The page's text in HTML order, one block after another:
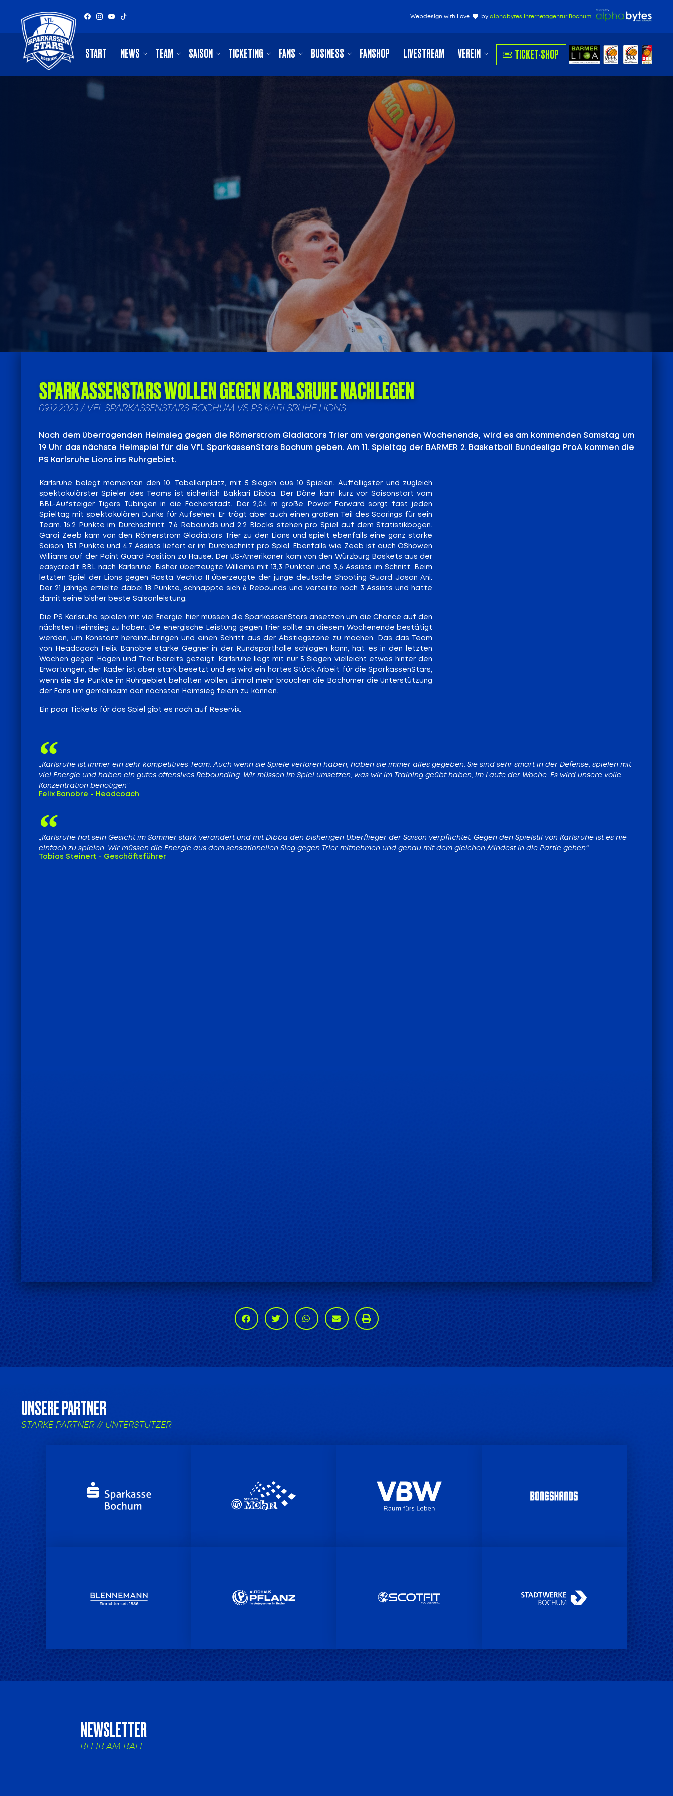
Webdesign with Love by alphabytes Internetagentur Bochum
START NEWS TEAM SAISON TICKETING FANS BUSINESS FANSHOP LIVESTREAM VEREIN TICKET-SHOP
SPARKASSENSTARS WOLLEN GEGEN KARLSRUHE NACHLEGEN
09.12.2023 / VFL SPARKASSENSTARS BOCHUM VS PS KARLSRUHE LIONS
Nach dem überragenden Heimsieg gegen die Römerstrom Gladiators Trier am vergangenen Wochenende, wird es am kommenden Samstag um
19 Uhr das nächste Heimspiel für die VfL SparkassenStars Bochum geben. Am 11. Spieltag der BARMER 2. Basketball Bundesliga ProA kommen die
PS Karlsruhe Lions ins Ruhrgebiet.
Karlsruhe belegt momentan den 10. Tabellenplatz, mit 5 Siegen aus 10 Spielen. Auffälligster und zugleich
spektakulärster Spieler des Teams ist sicherlich Bakkari Dibba. Der Däne kam kurz vor Saisonstart vom
BBL-Aufsteiger Tigers Tübingen in die Fächerstadt. Der 2,04 m große Power Forward sorgt fast jeden
Spieltag mit spektakulären Dunks für Aufsehen. Er trägt aber auch einen großen Teil des Scorings für sein
Team. 16,2 Punkte im Durchschnitt, 7,6 Rebounds und 2,2 Blocks stehen pro Spiel auf dem Statistikbogen.
Garai Zeeb kam von den Römerstrom Gladiators Trier zu den Lions und spielt ebenfalls eine ganz starke
Saison. 15,1 Punkte und 4,7 Assists liefert er im Durchschnitt pro Spiel. Ebenfalls wie Zeeb ist auch O´Showen
Williams auf der Point Guard Position zu Hause. Der US-Amerikaner kam von den Würzburg Baskets aus der
easycredit BBL nach Karlsruhe. Bisher überzeugte Williams mit 13,3 Punkten und 3,6 Assists im Schnitt. Beim
letzten Spiel der Lions gegen Rasta Vechta II überzeugte der junge deutsche Shooting Guard Jason Ani.
Der 21 jährige erzielte dabei 18 Punkte, schnappte sich 6 Rebounds und verteilte noch 3 Assists und hatte
damit seine bisher beste Saisonleistung.
Die PS Karlsruhe spielen mit viel Energie, hier müssen die SparkassenStars ansetzen um die Chance auf den
nächsten Heimsieg zu haben. Die energische Leistung gegen Trier sollte an diesem Wochenende bestätigt
werden, um Konstanz hereinzubringen und einen Schritt aus der Abstiegszone zu machen. Das das Team
von Headcoach Felix Banobre starke Gegner in der Rundsporthalle schlagen kann, hat es in den letzten
Wochen gegen Hagen und Trier bereits gezeigt. Karlsruhe liegt mit nur 5 Siegen vielleicht etwas hinter den
Erwartungen, der Kader ist aber stark besetzt und es wird ein hartes Stück Arbeit für die SparkassenStars,
wenn sie die Punkte im Ruhrgebiet behalten wollen. Einmal mehr brauchen die Bochumer die Unterstützung
der Fans um gemeinsam den nächsten Heimsieg feiern zu können.
Ein paar Tickets für das Spiel gibt es noch auf Reservix.
„Karlsruhe ist immer ein sehr kompetitives Team. Auch wenn sie Spiele verloren haben, haben sie immer alles gegeben. Sie sind sehr smart in der Defense, spielen mit
viel Energie und haben ein gutes offensives Rebounding. Wir müssen im Spiel umsetzen, was wir im Training geübt haben, im Laufe der Woche. Es wird unsere volle
Konzentration benötigen“
Felix Banobre - Headcoach
„Karlsruhe hat sein Gesicht im Sommer stark verändert und mit Dibba den bisherigen Überflieger der Saison verpflichtet. Gegen den Spielstil von Karlsruhe ist es nie
einfach zu spielen. Wir müssen die Energie aus dem sensationellen Sieg gegen Trier mitnehmen und genau mit dem gleichen Mindest in die Partie gehen“
Tobias Steinert - Geschäftsführer
UNSERE PARTNER
STARKE PARTNER // UNTERSTÜTZER
NEWSLETTER
BLEIB AM BALL